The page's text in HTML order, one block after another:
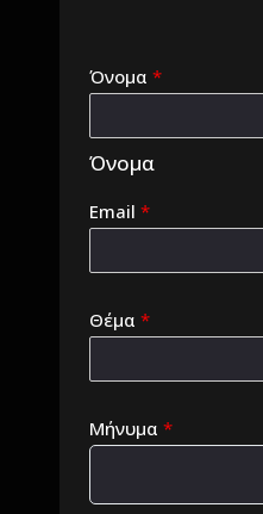
Όνομα*
Όνομα
Email*
Θέμα*
Μήνυμα*